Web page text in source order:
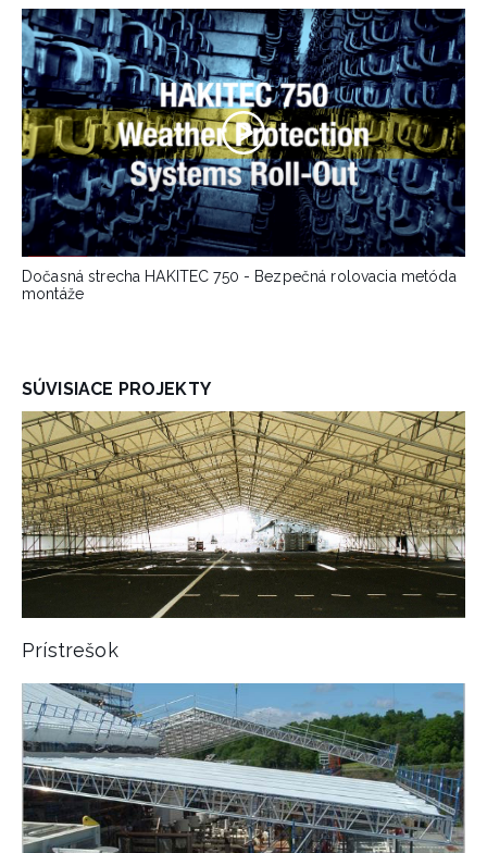
Dočasná strecha HAKITEC 750 - Bezpečná rolovacia metóda
montáže
SÚVISIACE PROJEKTY
Prístrešok